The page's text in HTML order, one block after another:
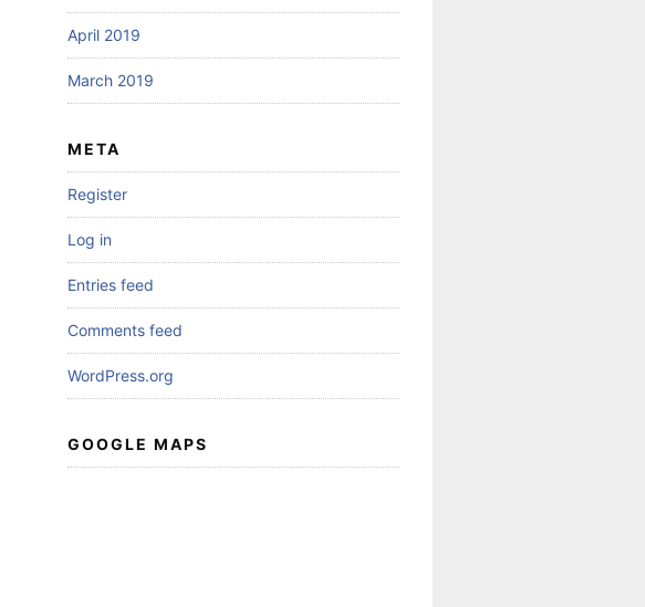
April 2019
March 2019
META
Register
Log in
Entries feed
Comments feed
WordPress.org
GOOGLE MAPS